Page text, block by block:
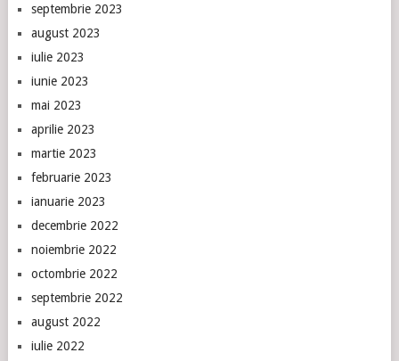
septembrie 2023
august 2023
iulie 2023
iunie 2023
mai 2023
aprilie 2023
martie 2023
februarie 2023
ianuarie 2023
decembrie 2022
noiembrie 2022
octombrie 2022
septembrie 2022
august 2022
iulie 2022